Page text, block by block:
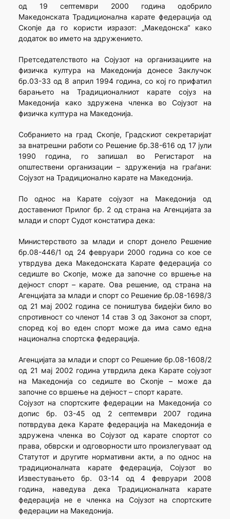
од 19 септември 2000 година одобрило
Македонската Традиционална карате федерација од
Скопје да го користи изразот: „Македонска“ како
додаток во името на здружението.
Претседателството на Сојузот на организациите на
физичка култура на Македонија донесе Заклучок
бр.03-33 од 8 април 1994 година, со кој го прифатил
барањето на Традиционалниот карате сојуз на
Македонија како здружена членка во Сојузот на
физичка култура на Македонија.
Собранието на град Скопје, Градскиот секретаријат
за внатрешни работи со Решение бр.38-616 од 17 јули
1990 година, го запишал во Регистарот на
општествени организации – здруженија на граѓани:
Сојузот на Традиционално карате на Македонија.
По однос на Карате сојузот на Македонија од
доставениот Прилог бр. 2 од страна на Агенцијата за
млади и спорт Судот констатира дека:
Министерството за млади и спорт донело Решение
бр.08-446/1 од 24 февруари 2000 година со кое се
утврдува дека Македонската Карате федерација со
седиште во Скопје, може да започне со вршење на
дејност спорт – карате. Ова решение, од страна на
Агенцијата за млади и спорт со Решение бр.08-1698/3
од 21 мај 2002 година се поништува бидејќи било во
спротивност со членот 14 став 3 од Законот за спорт,
според кој во еден спорт може да има само една
национална спортска федерација.
Агенцијата за млади и спорт со Решение бр.08-1608/2
од 21 мај 2002 година утврдила дека Карате сојузот
на Македонија со седиште во Скопје – може да
започне со вршење на дејност – спорт карате.
Сојузот на спортските федерации на Македонија со
допис бр. 03-45 од 2 септември 2007 година
потврдува дека Карате федерација на Македонија е
здружена членка во Сојузот од карате спортот со
права, обврски и одговорности што произлегуваат од
Статутот и другите нормативни акти, а по однос на
традиционалната карате федерација, Сојузот во
Известувањето бр. 03-14 од 4 февруари 2008
година, наведува дека Традиционалната карате
федерација не е членка на Сојузот на спортските
федерации на Македонија.